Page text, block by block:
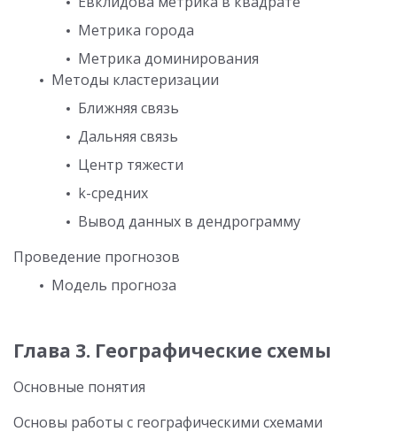
Метрика города
Метрика доминирования
Методы кластеризации
Ближняя связь
Дальняя связь
Центр тяжести
k-средних
Вывод данных в дендрограмму
Проведение прогнозов
Модель прогноза
Глава 3. Географические схемы
Основные понятия
Основы работы с географическими схемами